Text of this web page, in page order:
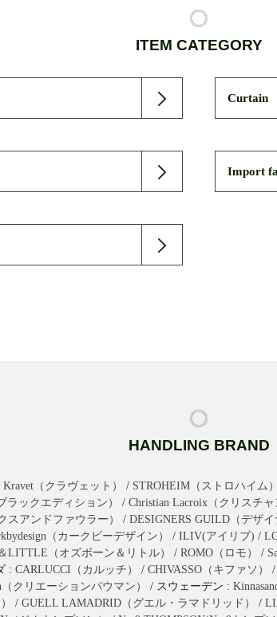
ITEM CATEGORY
Curtain
Import
HANDLING BRAND
Kravet（クラヴェット） / STROHEIM（ストロハイム）
ラックエディション） / Christian Lacroix（クリスチャ
スアンドファウラー）
/ DESIGNERS GUILD（デザイ
（カークビーデザイン） / ILIV(アイリブ) /
LITTLE（オズボーン＆リトル） / ROMO（ロモ） /
: CARLUCCI（カルッチ） / CHIVASSO（キファソ） /
（クリエーションバウマン） / スウェーデン :
/ GUELL LAMADRID（グエル・ラマドリッド） /